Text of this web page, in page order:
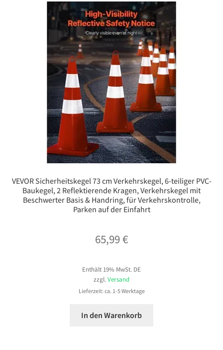
VEVOR Sicherheitskegel 73 cm Verkehrskegel, 6-teiliger PVC-
Baukegel, 2 Reflektierende Kragen, Verkehrskegel mit
Beschwerter Basis & Handring, für Verkehrskontrolle,
Parken auf der Einfahrt
65,99€
Enthält 19% MwSt. DE
zzgl. Versand
Lieferzeit: ca. 1-5 Werktage
In den Warenkorb